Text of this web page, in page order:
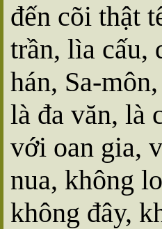
đến cõi thật
trần, lìa cấu,
hán, Sa-
là đa văn, là
với oan gia,
nua, không
không đây,